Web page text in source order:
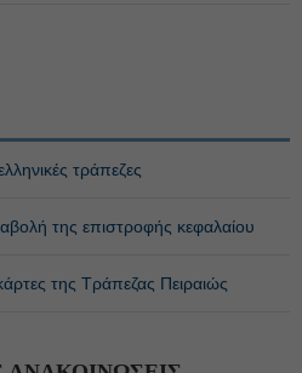
τράπεζες
της επιστροφής κεφαλαίου
της Τράπεζας Πειραιώς